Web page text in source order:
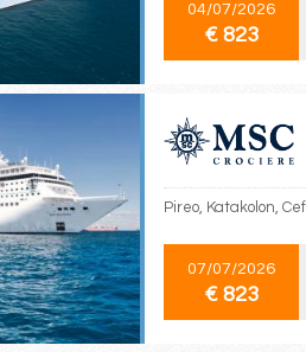
04/07/2026
€ 823
Pireo, Katakolon,
07/07/2026
€ 823